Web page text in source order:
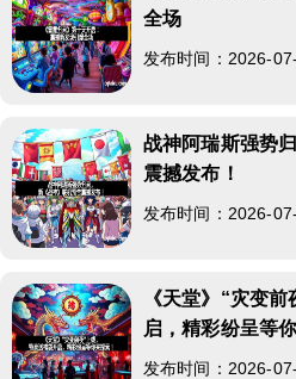
全场
发布时间：2026-
战神阿瑞斯强势
震撼发布！
发布时间：2026-
《天堂》“灾变
启，精彩纷呈等
发布时间：2026-